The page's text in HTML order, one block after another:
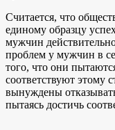
Считается, что
единому образцу
мужчин
проблем у мужчин в
того, что они
соответствуют этому
вынуждены
пытаясь достичь